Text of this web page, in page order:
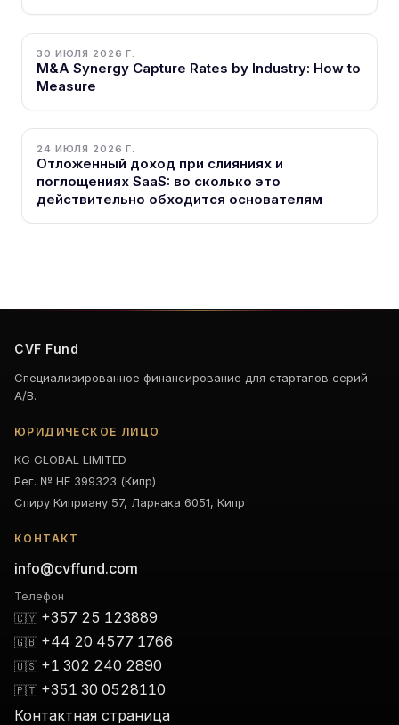
30 ИЮЛЯ 2026 Г.
M&A Synergy Capture Rates by Industry: How to
Measure
24 ИЮЛЯ 2026 Г.
Отложенный доход при слияниях и
поглощениях SaaS: во сколько это
действительно обходится основателям
CVF Fund
Специализированное финансирование для стартапов серий
A/B.
ЮРИДИЧЕСКОЕ ЛИЦО
KG GLOBAL LIMITED
Рег. № HE 399323 (Кипр)
Спиру Киприану 57, Ларнака 6051, Кипр
КОНТАКТ
info@cvffund.com
Телефон
🇨🇾 +357 25 123889
🇬🇧 +44 20 4577 1766
🇺🇸 +1 302 240 2890
🇵🇹 +351 30 0528110
Контактная страница